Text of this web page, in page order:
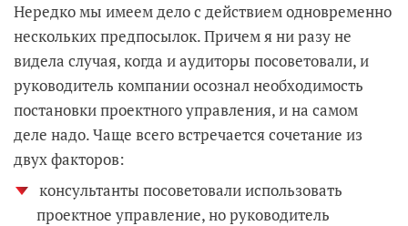
Нередко мы имеем дело с действием одновременно
нескольких предпосылок. Причем я ни разу не
видела случая, когда и аудиторы посоветовали, и
руководитель компании осознал необходимость
постановки проектного управления, и на самом
деле надо. Чаще всего встречается сочетание из
двух факторов:
консультанты посоветовали использовать
проектное управление, но руководитель